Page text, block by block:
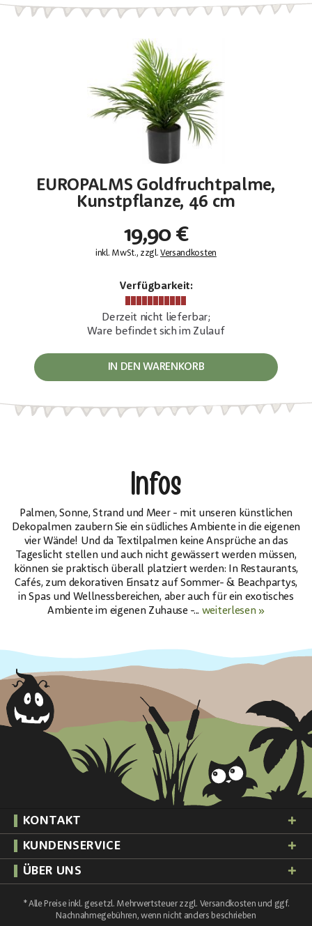
EUROPALMS Goldfruchtpalme,
Kunstpflanze, 46 cm
19,90 €
inkl. MwSt., zzgl.Versandkosten
Verfügbarkeit:
Derzeit nicht lieferbar;
Ware befindet sich im Zulauf
IN DEN WARENKORB
Infos
Palmen, Sonne, Strand und Meer - mit unseren künstlichen
Dekopalmen zaubern Sie ein südliches Ambiente in die eigenen
vier Wände! Und da Textilpalmen keine Ansprüche an das
Tageslicht stellen und auch nicht gewässert werden müssen,
können sie praktisch überall platziert werden: In Restaurants,
Cafés, zum dekorativen Einsatz auf Sommer- & Beachpartys,
in Spas und Wellnessbereichen, aber auch für ein exotisches
Ambiente im eigenen Zuhause -... weiterlesen »
KONTAKT
KUNDENSERVICE
ÜBER UNS
* Alle Preise inkl. gesetzl. Mehrwertsteuer zzgl. Versandkosten und ggf.
Nachnahmegebühren, wenn nicht anders beschrieben